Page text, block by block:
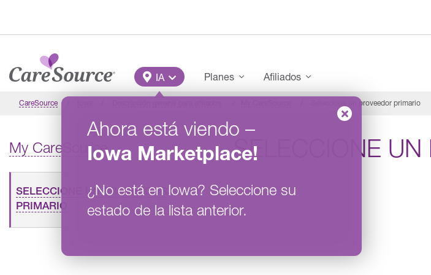
Main Menu
IA
Ahora está viendo –
Iowa Marketplace!
¿No está en Iowa? Seleccione su
estado de la lista anterior.
Planes Afiliados
CareSource Seleccione un proveedor primario
My CareSource
SELECCIONE UN PROVEEDOR
PRIMARIO
SELECCIONE